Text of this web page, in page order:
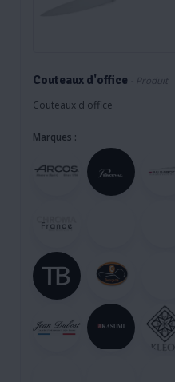
Couteaux d'office - Produit
Couteaux d'office
Marques :